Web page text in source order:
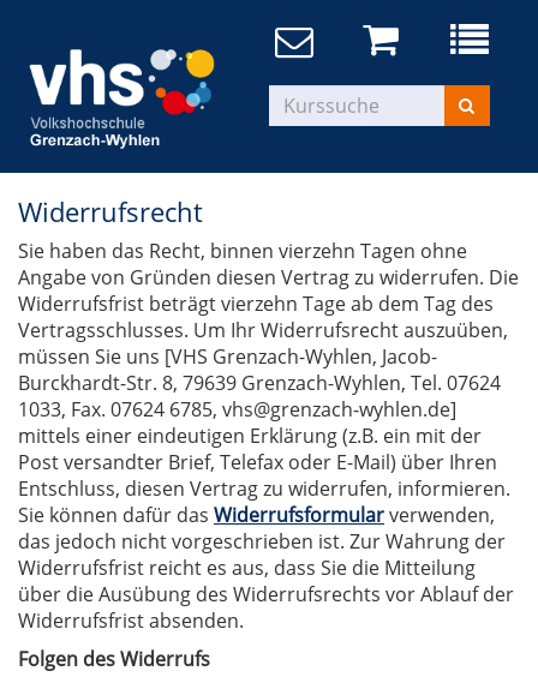
Widerrufsrecht
Sie haben das Recht, binnen vierzehn Tagen ohne
Angabe von Gründen diesen Vertrag zu widerrufen. Die
Widerrufsfrist beträgt vierzehn Tage ab dem Tag des
Vertragsschlusses. Um Ihr Widerrufsrecht auszuüben,
müssen Sie uns [VHS Grenzach-Wyhlen, Jacob-
Burckhardt-Str. 8, 79639 Grenzach-Wyhlen, Tel. 07624
1033, Fax. 07624 6785, vhs@grenzach-wyhlen.de]
mittels einer eindeutigen Erklärung (z.B. ein mit der
Post versandter Brief, Telefax oder E-Mail) über Ihren
Entschluss, diesen Vertrag zu widerrufen, informieren.
Sie können dafür das Widerrufsformularverwenden,
das jedoch nicht vorgeschrieben ist. Zur Wahrung der
Widerrufsfrist reicht es aus, dass Sie die Mitteilung
über die Ausübung des Widerrufsrechts vor Ablauf der
Widerrufsfrist absenden.
Folgen des Widerrufs